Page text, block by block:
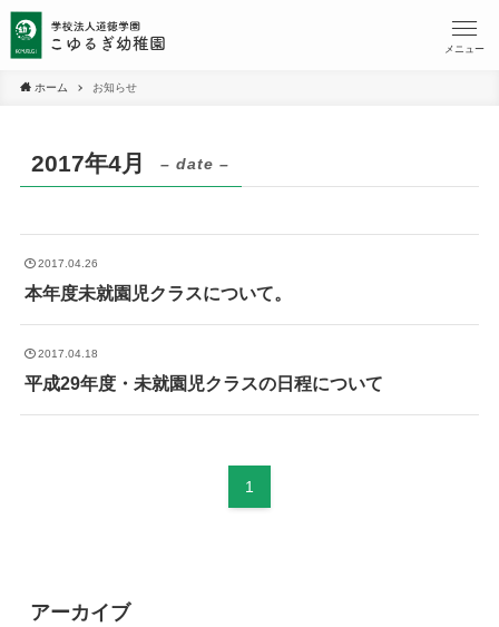
メニュー
ホーム お知らせ
2017年4月 – date –
2017.04.26
本年度未就園児クラスについて。
2017.04.18
平成29年度・未就園児クラスの日程について
1
アーカイブ